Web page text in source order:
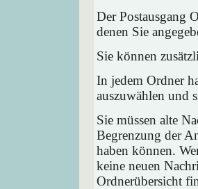
Der Postausgang
denen Sie
Sie können
In jedem Ordner
auszuwählen und
Sie müssen alte
Begrenzung der
haben können.
keine neuen
Ordnerübersicht